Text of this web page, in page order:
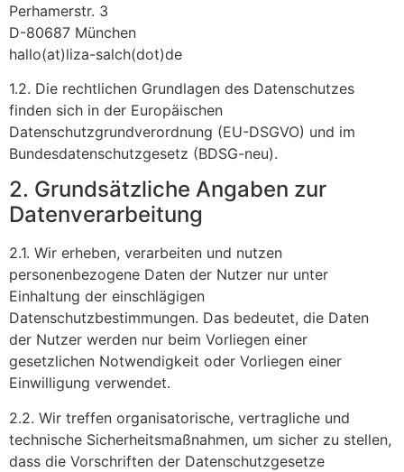
Perhamerstr. 3
D-80687 München
hallo(at)liza-salch(dot)de
1.2. Die rechtlichen Grundlagen des Datenschutzes
finden sich in der Europäischen
Datenschutzgrundverordnung (EU-DSGVO) und im
Bundesdatenschutzgesetz (BDSG-neu).
2. Grundsätzliche Angaben zur
Datenverarbeitung
2.1. Wir erheben, verarbeiten und nutzen
personenbezogene Daten der Nutzer nur unter
Einhaltung der einschlägigen
Datenschutzbestimmungen. Das bedeutet, die Daten
der Nutzer werden nur beim Vorliegen einer
gesetzlichen Notwendigkeit oder Vorliegen einer
Einwilligung verwendet.
2.2. Wir treffen organisatorische, vertragliche und
technische Sicherheitsmaßnahmen, um sicher zu stellen,
dass die Vorschriften der Datenschutzgesetze